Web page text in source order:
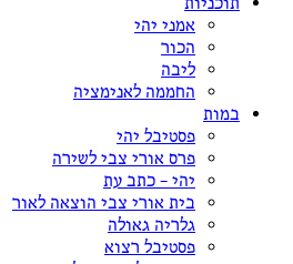
אמני יהי
הכור
ליבה
החממה לאנימציה
במות
פסטיבל יהי
פרס אורי צבי לשירה
יהי – כתב עת
בית אורי צבי הוצאה לאור
גלריה גאולה
פסטיבל רצוא